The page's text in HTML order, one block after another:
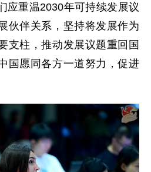
应重温2030年可持续发展议
伙伴关系，坚持将发展作为
支柱，推动发展议题重回国
国愿同各方一道努力，促进